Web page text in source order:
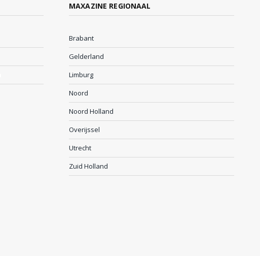
MAXAZINE REGIONAAL
Brabant
Gelderland
Limburg
Noord
Noord Holland
Overijssel
Utrecht
Zuid Holland